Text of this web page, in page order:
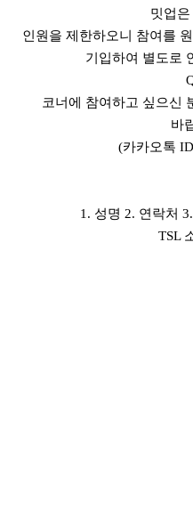
밋업은
인원을 제한하오니 참여를
기입하여 별도로
코너에 참여하고 싶으신
바
(카카오톡
1. 성명 2. 연락처 3.
TSL